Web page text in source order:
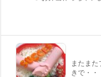
またま
きで・・